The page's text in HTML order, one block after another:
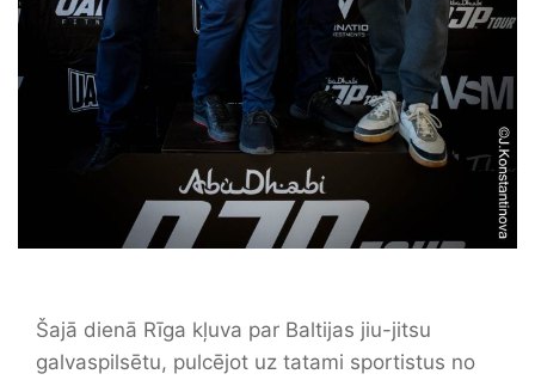
Šajā dienā Rīga kļuva par Baltijas jiu-jitsu
galvaspilsētu, pulcējot uz tatami sportistus no